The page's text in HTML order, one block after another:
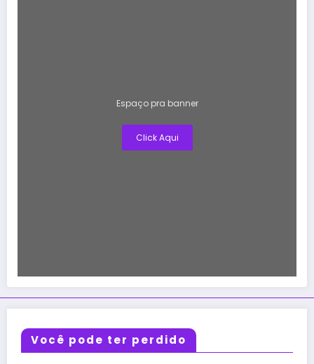
Espaço pra banner
Click Aqui
Você pode ter perdido